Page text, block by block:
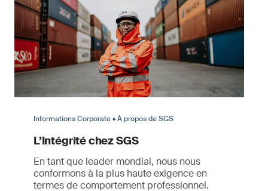
Informations Corporate • À propos de SGS
L’Intégrité chez SGS
En tant que leader mondial, nous nous
conformons à la plus haute exigence en
termes de comportement professionnel.